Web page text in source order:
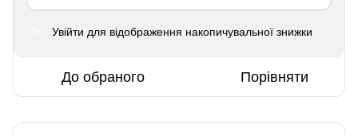
Увійти для відображення накопичувальної знижки
До обраного Порівняти